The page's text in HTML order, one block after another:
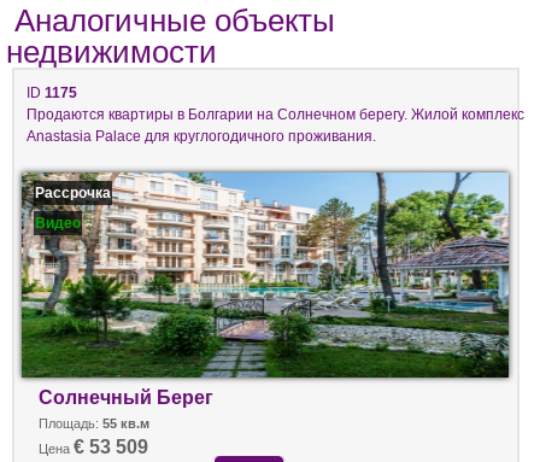
Аналогичные объекты
недвижимости
ID 1175
Продаются квартиры в Болгарии на Солнечном берегу. Жилой комплекс
Anastasia Palace для круглогодичного проживания.
Рассрочка
Видео
Солнечный Берег
Площадь: 55 кв.м
Цена € 53 509